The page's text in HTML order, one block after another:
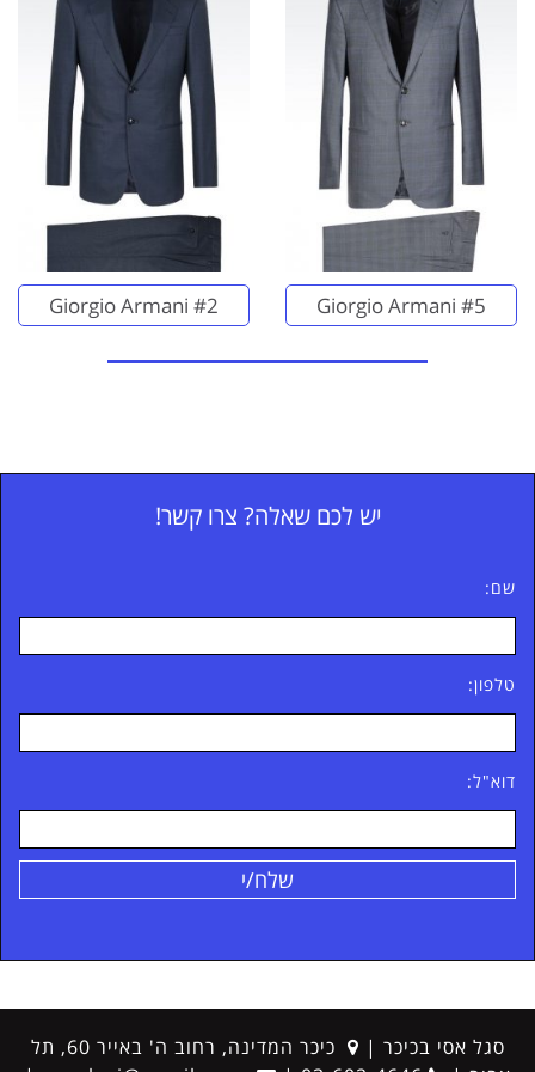
Giorgio Armani #5
Giorgio Armani #2
יש לכם שאלה? צרו קשר!
שם:
טלפון:
דוא"ל:
סגל אסי בכיכר | כתובת
כיכר המדינה, רחוב ה' באייר 60, תל